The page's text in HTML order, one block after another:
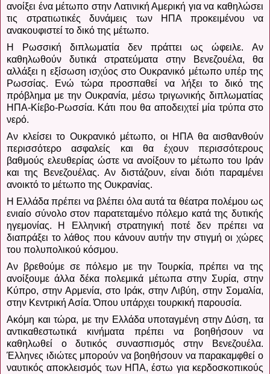
ανοίξει ένα μέτωπο στην Λατινική Αμερική για να καθηλώσει
τις στρατιωτικές δυνάμεις των ΗΠΑ προκειμένου να
ανακουφιστεί το δικό της μέτωπο.
Η Ρωσσική διπλωματία δεν πράττει ως ώφειλε. Αν
καθηλωθούν δυτικά στρατεύματα στην Βενεζουέλα, θα
αλλάξει η εξίσωση ισχύος στο Ουκρανικό μέτωπο υπέρ της
Ρωσσίας. Ενώ τώρα προσπαθεί να λήξει το δικό της
πρόβλημα με την Ουκρανία, μέσω τριγωνικής διπλωματίας
ΗΠΑ-Κίεβο-Ρωσσία. Κάτι που θα αποδειχτεί μία τρύπα στο
νερό.
Αν κλείσει το Ουκρανικό μέτωπο, οι ΗΠΑ θα αισθανθούν
περισσότερο ασφαλείς και θα έχουν περισσότερους
βαθμούς ελευθερίας ώστε να ανοίξουν το μέτωπο του Ιράν
και της Βενεζουέλας.Αν διστάζουν, είναι διότι παραμένει
ανοικτό το μέτωπο της Ουκρανίας.
Η Ελλάδα πρέπει να βλέπει όλα αυτά τα θέατρα πολέμου ως
ενιαίο σύνολο στον παρατεταμένο πόλεμο κατά της δυτικής
ηγεμονίας. Η Ελληνική στρατηγική ποτέ δεν πρέπει να
διαπράξει το λάθος που κάνουν αυτήν την στιγμή οι χώρες
του πολυπολικού κόσμου.
Αν βρεθούμε σε πόλεμο με την Τουρκία, πρέπει να της
ανοίξουμε άλλα δέκα πολεμικά μέτωπα στην Συρία, στην
Κύπρο, στην Αρμενία, στο Ιράκ, στην Λιβύη, στην Σομαλία,
στην Κεντρική Ασία.Όπου υπάρχει τουρκική παρουσία.
Ακόμη και τώρα, με την Ελλάδα υποταγμένη στην Δύση, τα
αντικαθεστωτικά κινήματα πρέπει να βοηθήσουν να
καθηλωθεί ο δυτικός συνασπισμός στην Βενεζουέλα.
Έλληνες ιδιώτες μπορούν να βοηθήσουν να παρακαμφθεί ο
ναυτικός αποκλεισμός των ΗΠΑ, έστω για κερδοσκοπικούς